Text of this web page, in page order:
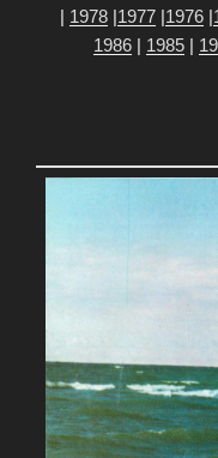
1976
1977
1978
1985
1986